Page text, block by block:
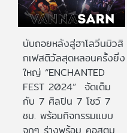
นับถอยหลังสู่ฮาโลวีนมิวสิ
กเฟสติวัลสุดหลอนครั้งยิ่ง
ใหญ่ “ENCHANTED
FEST 2024” จัดเต็ม
กับ 7 ศิลปิน 7 โชว์ 7
ชม. พร้อมกิจกรรมแบบ